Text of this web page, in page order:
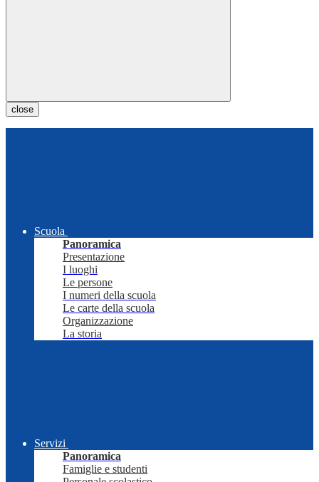
close
Scuola
Panoramica
Presentazione
I luoghi
Le persone
I numeri della scuola
Le carte della scuola
Organizzazione
La storia
Servizi
Panoramica
Famiglie e studenti